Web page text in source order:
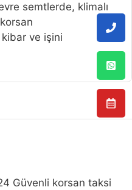
semtlerde, klimalı
kibar ve işini
Güvenli korsan taksi